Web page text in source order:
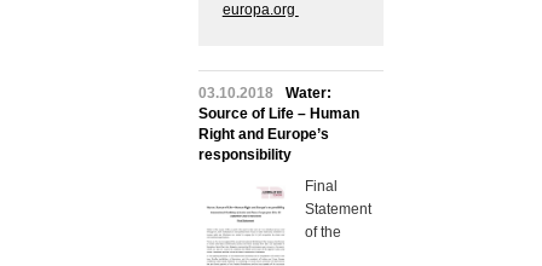
europa.org
03.10.2018
Water:
Source of Life – Human
Right and Europe’s
responsibility
Final
Statement
of the